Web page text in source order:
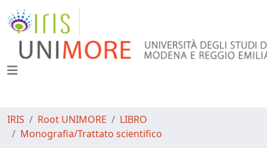
IRIS Root UNIMORE
LIBRO
Monografia/Trattato scientifico